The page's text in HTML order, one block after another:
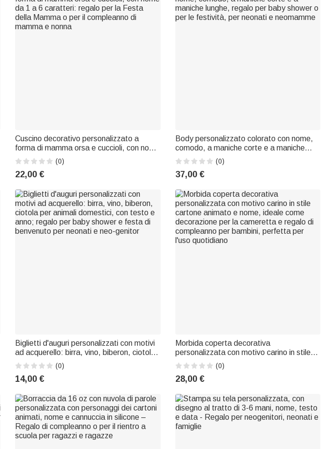
Cuscino decorativo personalizzato a
forma di mamma orsa e cuccioli, con nome
da 1 a 6 caratteri: regalo per la Festa
della Mamma o per il compleanno di
mamma e nonna
(0)
22,00 €
Body personalizzato colorato con nome,
comodo, a maniche corte e a maniche
lunghe, regalo per baby shower o per le
festività, per neonati e neomamme
(0)
37,00 €
Biglietti d'auguri personalizzati con motivi
ad acquerello: birra, vino, biberon, ciotola
per animali domestici, con testo e anno;
regalo per baby shower e festa di
benvenuto per neonati e neo-genitor
(0)
14,00 €
Morbida coperta decorativa
personalizzata con motivo carino in stile
cartone animato e nome, ideale come
decorazione per la cameretta e regalo di
compleanno per bambini, perfetta per
(0)
28,00 €